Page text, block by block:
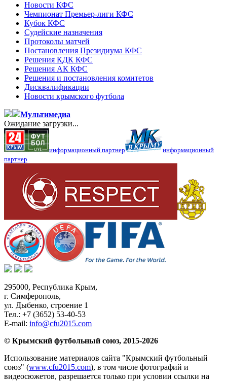
Новости КФС
Чемпионат Премьер-лиги КФС
Кубок КФС
Судейские назначения
Протоколы матчей
Постановления Президиума КФС
Решения КДК КФС
Решения АК КФС
Решения и постановления комитетов
Дисквалификации
Новости крымского футбола
Мультимедиа
Ожидание загрузки...
информационный партнер
информационный
партнер
295000, Республика Крым,
г. Симферополь,
ул. Дыбенко, строение 1
Тел.: +7 (3652) 53-40-53
E-mail: info@cfu2015.com
© Крымский футбольный союз, 2015-2026
Использование материалов сайта "Крымский футбольный
союз" (www.cfu2015.com), в том числе фотографий и
видеосюжетов, разрешается только при условии ссылки на